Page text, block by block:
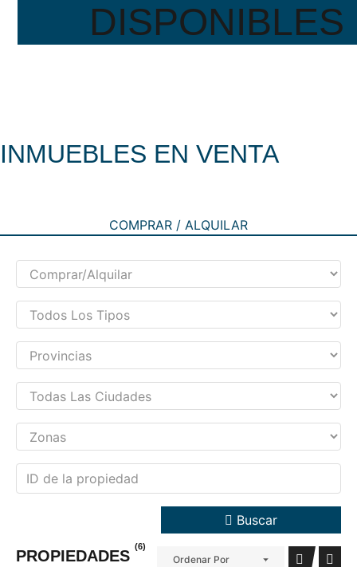
DISPONIBLES
INMUEBLES EN VENTA
COMPRAR / ALQUILAR
Buscar
PROPIEDADES
(6)
Ordenar Por